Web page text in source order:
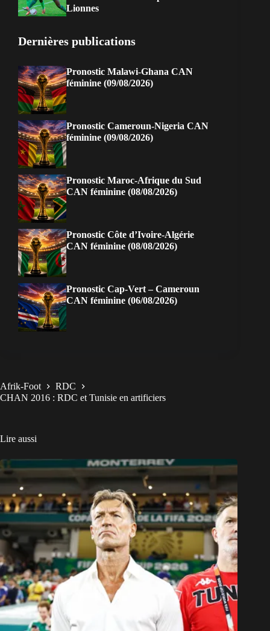
Lionnes
Dernières publications
Pronostic Malawi-Ghana CAN
féminine (09/08/2026)
Pronostic Cameroun-Nigeria CAN
féminine (09/08/2026)
Pronostic Maroc-Afrique du Sud
CAN féminine (08/08/2026)
Pronostic Côte d’Ivoire-Algérie
CAN féminine (08/08/2026)
Pronostic Cap-Vert – Cameroun
CAN féminine (06/08/2026)
Afrik-Foot
RDC
CHAN 2016 : RDC et Tunisie en artificiers
Lire aussi